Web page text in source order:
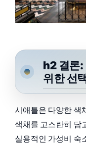
h2 결론:
위한 선
시애틀은 다양한 색
색채를 고스란히 담
실용적인 가성비 숙